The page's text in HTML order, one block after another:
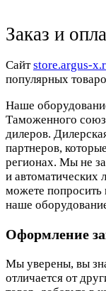
Заказ и
Cайтstore.argus-
популярных
Наше
Таможенного
дилеров.
партнеров,
регионах. Мы не
и
можете попросить
наше
Оформление
Мы уверены, вы
отличается от